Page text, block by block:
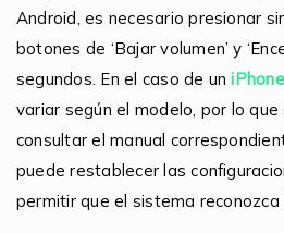
Android, es necesario presionar
botones de ‘Bajar volumen’ y
segundos. En el caso de uniPhone
variar según el modelo, por lo que
consultar el manual
puede restablecer las
permitir que el sistema